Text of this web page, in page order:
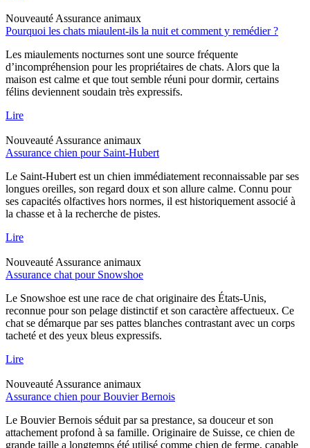
Nouveauté Assurance animaux
Pourquoi les chats miaulent-ils la nuit et comment y remédier ?
Les miaulements nocturnes sont une source fréquente
d’incompréhension pour les propriétaires de chats. Alors que la
maison est calme et que tout semble réuni pour dormir, certains
félins deviennent soudain très expressifs.
Lire
Nouveauté Assurance animaux
Assurance chien pour Saint-Hubert
Le Saint-Hubert est un chien immédiatement reconnaissable par ses
longues oreilles, son regard doux et son allure calme. Connu pour
ses capacités olfactives hors normes, il est historiquement associé à
la chasse et à la recherche de pistes.
Lire
Nouveauté Assurance animaux
Assurance chat pour Snowshoe
Le Snowshoe est une race de chat originaire des États-Unis,
reconnue pour son pelage distinctif et son caractère affectueux. Ce
chat se démarque par ses pattes blanches contrastant avec un corps
tacheté et des yeux bleus expressifs.
Lire
Nouveauté Assurance animaux
Assurance chien pour Bouvier Bernois
Le Bouvier Bernois séduit par sa prestance, sa douceur et son
attachement profond à sa famille. Originaire de Suisse, ce chien de
grande taille a longtemps été utilisé comme chien de ferme, capable